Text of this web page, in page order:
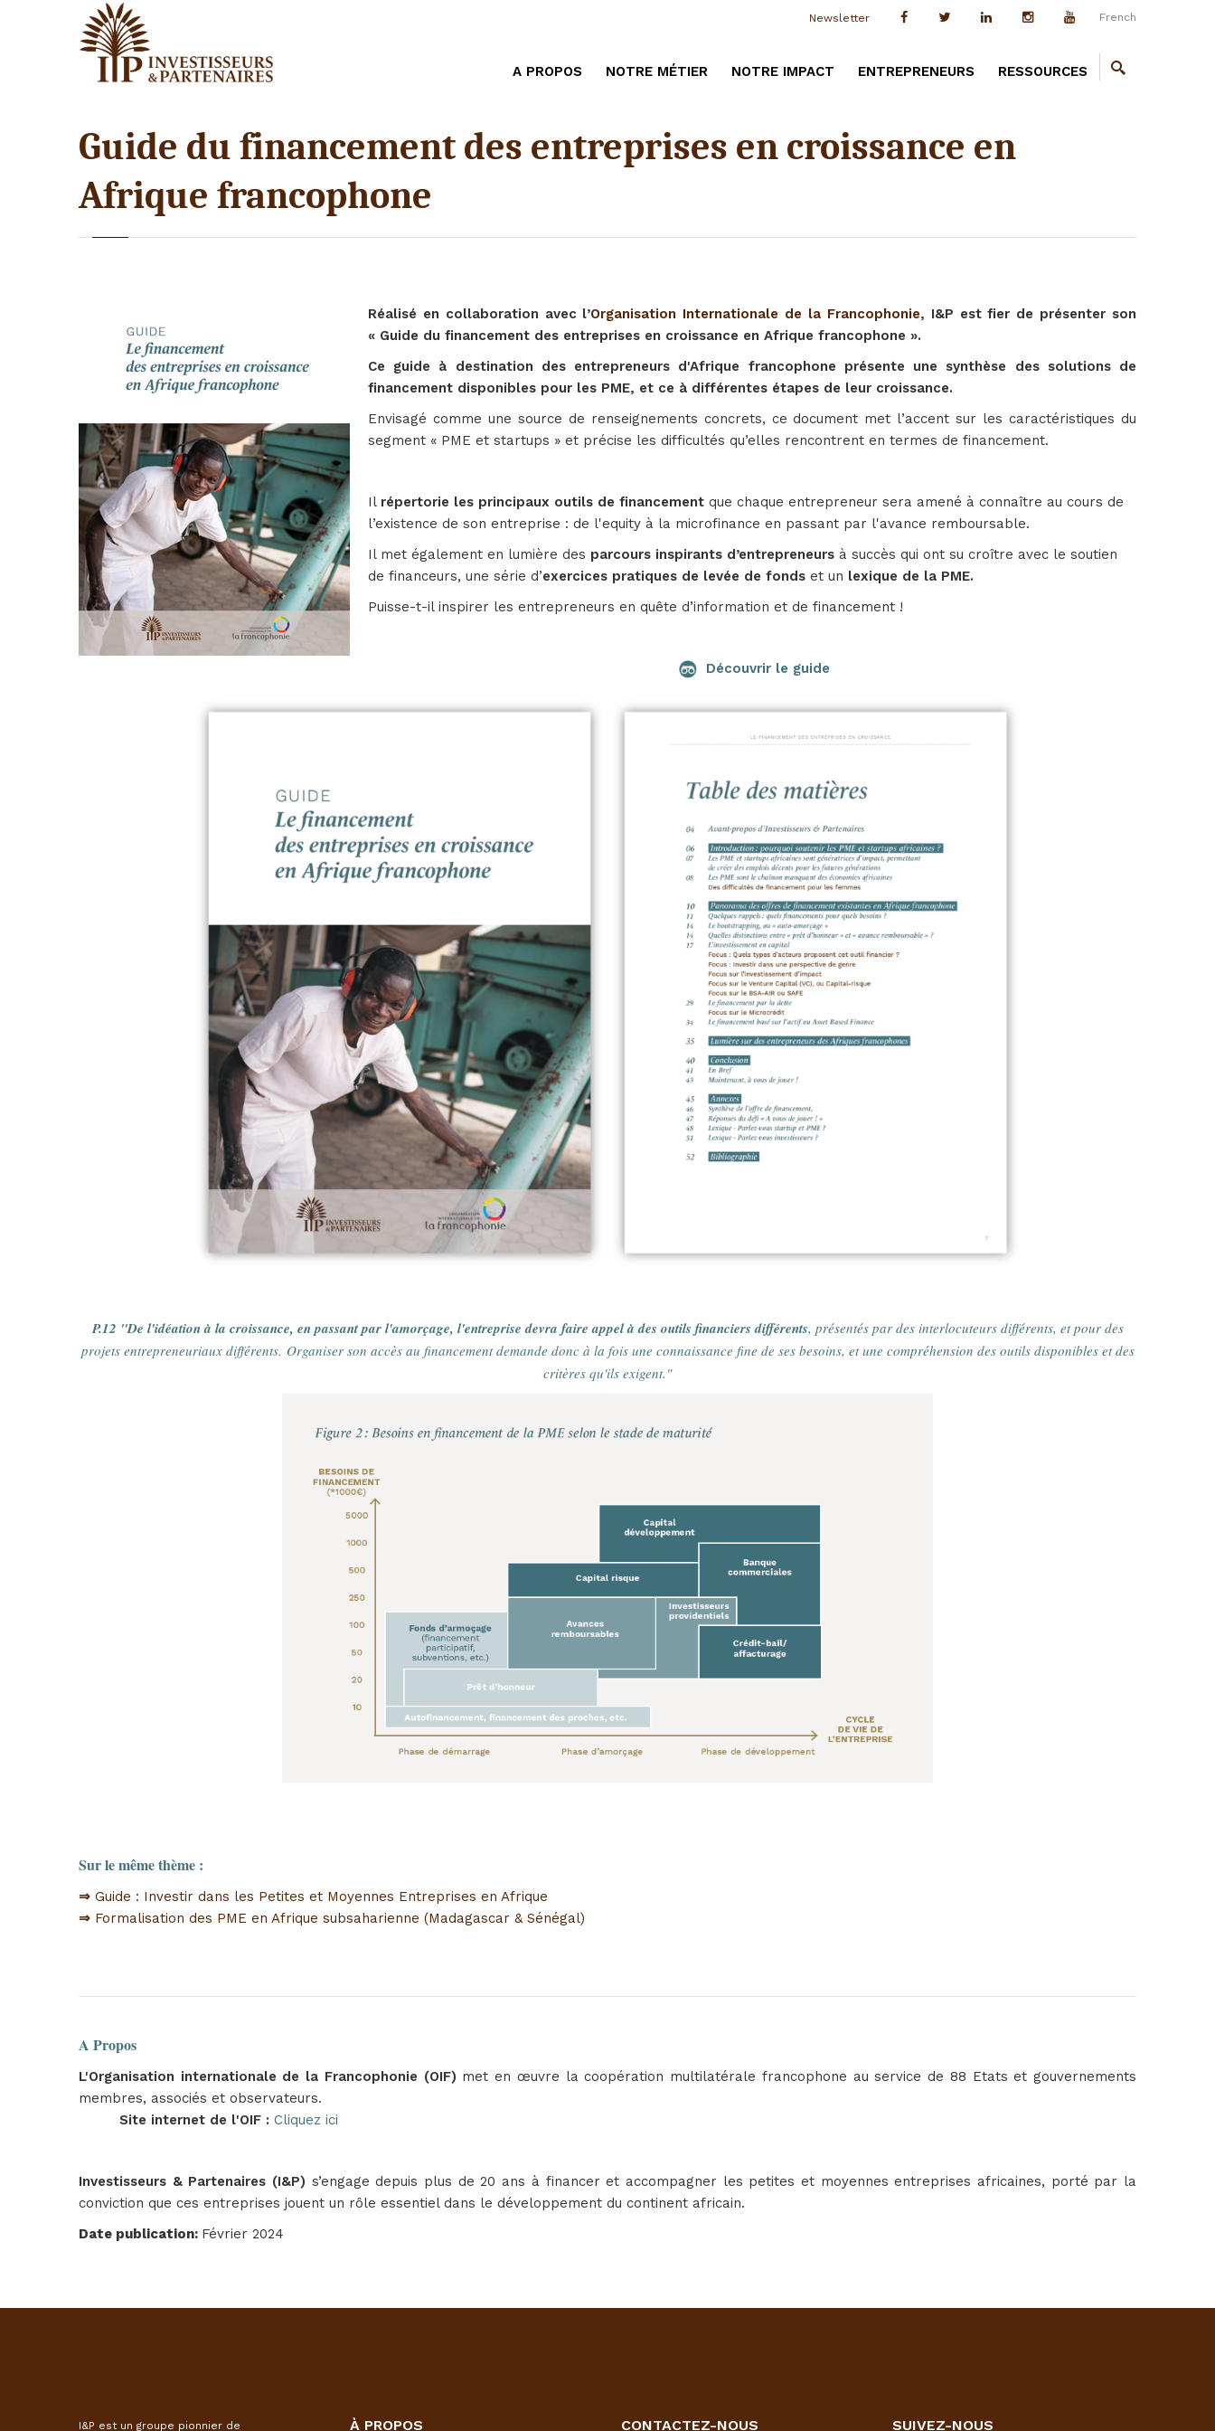
French
Newsletter
A PROPOS NOTRE MÉTIER NOTRE IMPACT ENTREPRENEURS RESSOURCES
Guide du financement des entreprises en croissance en
Afrique francophone
Réalisé en collaboration avec l’Organisation Internationale de la Francophonie, I&P est fier de présenter son
« Guide du financement des entreprises en croissance en Afrique francophone ».
Ce guide à destination des entrepreneurs d'Afrique francophone présente une synthèse des solutions de
financement disponibles pour les PME, et ce à différentes étapes de leur croissance.
Envisagé comme une source de renseignements concrets, ce document met l’accent sur les caractéristiques du
segment « PME et startups » et précise les difficultés qu’elles rencontrent en termes de financement.
Il répertorie les principaux outils de financement que chaque entrepreneur sera amené à connaître au cours de
l’existence de son entreprise : de l'equity à la microfinance en passant par l'avance remboursable.
Il met également en lumière des parcours inspirants d’entrepreneurs à succès qui ont su croître avec le soutien
de financeurs, une série d’exercices pratiques de levée de fonds et un lexique de la PME.
Puisse-t-il inspirer les entrepreneurs en quête d’information et de financement !
Découvrir le guide
P.12 "De l'idéation à la croissance, en passant par l'amorçage, l'entreprise devra faire appel à des outils financiers différents, présentés par des interlocuteurs différents, et pour des
projets entrepreneuriaux différents. Organiser son accès au financement demande donc à la fois une connaissance fine de ses besoins, et une compréhension des outils disponibles et des
critères qu'ils exigent."
Sur le même thème :
⇒ Guide : Investir dans les Petites et Moyennes Entreprises en Afrique
⇒ Formalisation des PME en Afrique subsaharienne (Madagascar & Sénégal)
A Propos
L'Organisation internationale de la Francophonie (OIF) met en œuvre la coopération multilatérale francophone au service de 88 Etats et gouvernements
membres, associés et observateurs.
Site internet de l'OIF : Cliquez ici
Investisseurs & Partenaires (I&P) s’engage depuis plus de 20 ans à financer et accompagner les petites et moyennes entreprises africaines, porté par la
conviction que ces entreprises jouent un rôle essentiel dans le développement du continent africain.
Date publication: Février 2024
I&P est un groupe pionnier de À PROPOS CONTACTEZ-NOUS SUIVEZ-NOUS